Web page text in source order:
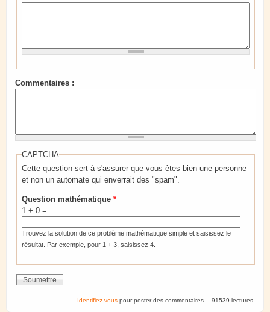
Commentaires :
CAPTCHA
Cette question sert à s'assurer que vous êtes bien une personne
et non un automate qui enverrait des "spam".
Question mathématique*
1 + 0 =
Trouvez la solution de ce problème mathématique simple et saisissez le
résultat. Par exemple, pour 1 + 3, saisissez 4.
Identifiez-vous pour poster des commentaires 91539 lectures